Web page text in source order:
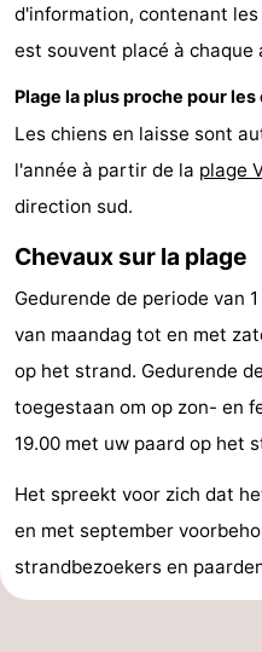
de
jeux
Aires
de
intérieures
Centres
de
être
Villages
villes
Sports
-
Piscines
Faire
du
-
Randonnée
de
Peche
-
d'information, contenant
est souvent placé à chaque
Plage la plus proche pour les
Les chiens en laisse sont
l'année à partir de la plage
direction sud.
Chevaux sur la plage
Gedurende de periode van
van maandag tot en met
op het strand. Gedurende
toegestaan om op zon- en
19.00 met uw paard op het
Het spreekt voor zich dat
en met september
strandbezoekers en